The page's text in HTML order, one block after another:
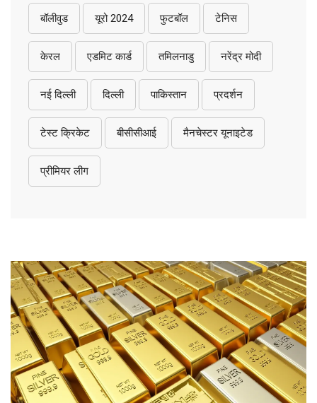
बॉलीवुड यूरो 2024 फुटबॉल टेनिस
केरल एडमिट कार्ड तमिलनाडु नरेंद्र मोदी
नई दिल्ली दिल्ली पाकिस्तान प्रदर्शन
टेस्ट क्रिकेट बीसीसीआई मैनचेस्टर यूनाइटेड
प्रीमियर लीग